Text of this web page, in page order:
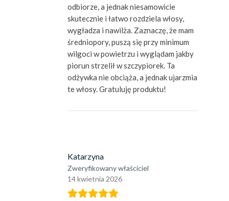
odbiorze, a jednak niesamowicie
skutecznie i łatwo rozdziela włosy,
wygładza i nawilża. Zaznaczę, że mam
średniopory, puszą się przy minimum
wilgoci w powietrzu i wyglądam jakby
piorun strzelił w szczypiorek. Ta
odżywka nie obciąża, a jednak ujarzmia
te włosy. Gratuluję produktu!
Katarzyna
Zweryfikowany właściciel
14 kwietnia 2026